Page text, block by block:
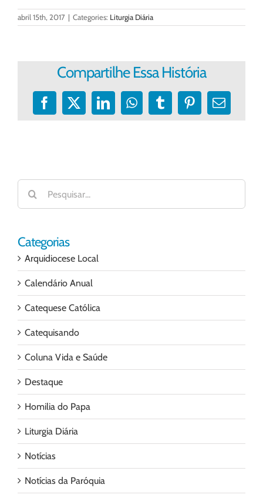
abril 15th, 2017 | Categories: Liturgia Diária
Compartilhe Essa História
Facebook
X LinkedInWhatsApp
TumblrPinterest
E-
Buscar
resultados
para:
Categorias
Arquidiocese Local
Calendário Anual
Catequese Católica
Catequisando
Coluna Vida e Saúde
Destaque
Homilia do Papa
Liturgia Diária
Notícias
Notícias da Paróquia